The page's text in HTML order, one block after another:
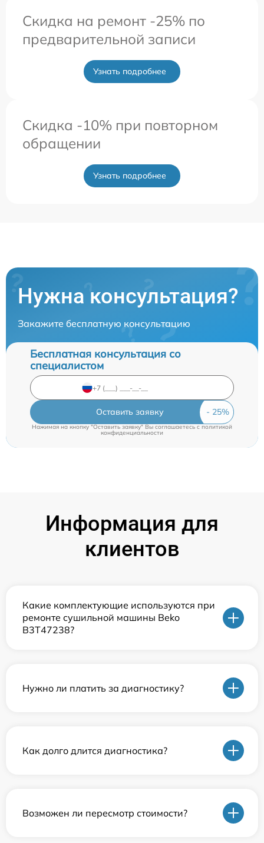
Скидка на ремонт -25% по
предварительной записи
Узнать подробнее
Скидка -10% при повторном
обращении
Узнать подробнее
Нужна консультация?
Закажите бесплатную консультацию
Бесплатная консультация со
специалистом
Оставить заявку
Нажимая на кнопку "Оставить заявку" Вы соглашаетесь cполитикой
конфиденциальности
Информация для
клиентов
Какие комплектующие используются при
ремонте сушильной машины Beko
B3T47238?
Нужно ли платить за диагностику?
Как долго длится диагностика?
Возможен ли пересмотр стоимости?